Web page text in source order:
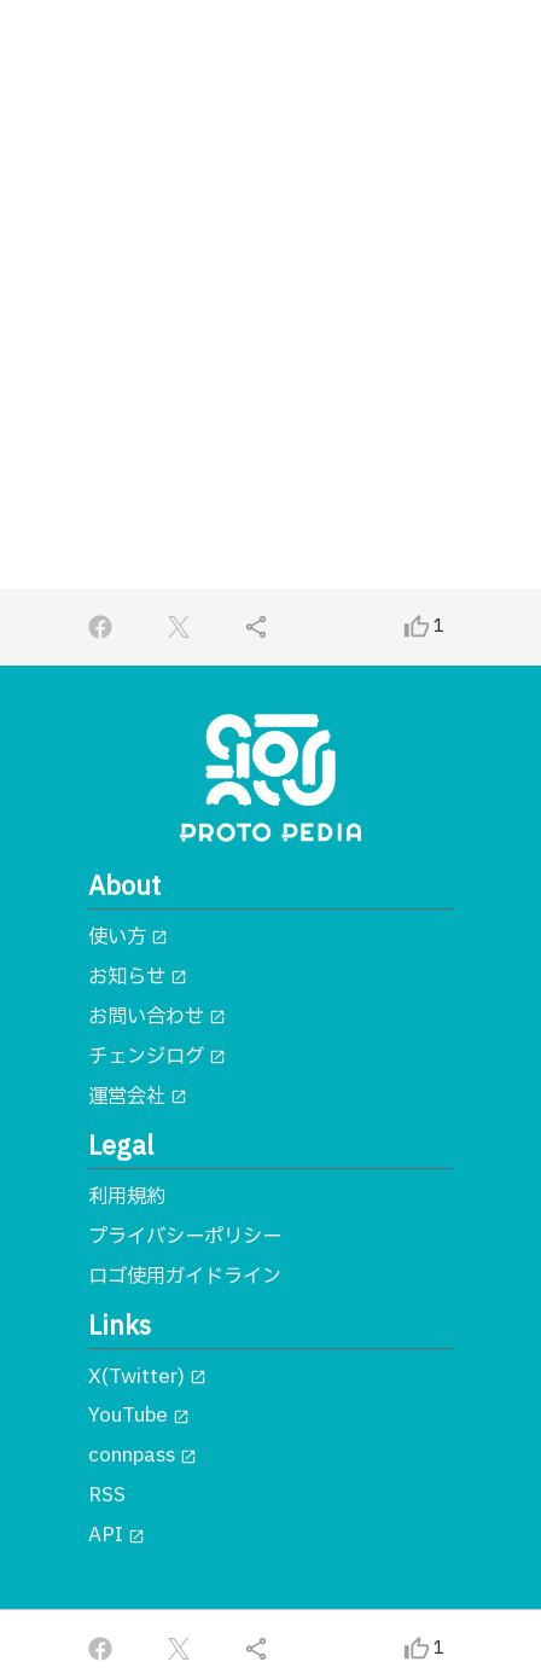
share thumb_up_alt1
share thumb_up_alt1
About
使い方 open_in_new
お知らせ open_in_new
お問い合わせ open_in_new
チェンジログ open_in_new
運営会社 open_in_new
Legal
利用規約
プライバシーポリシー
ロゴ使用ガイドライン
Links
X(Twitter) open_in_new
YouTube open_in_new
connpass open_in_new
RSS
API open_in_new
© 2018 一般社団法人MA